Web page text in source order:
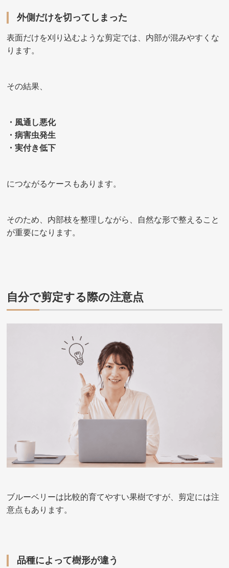
外側だけを切ってしまった
表面だけを刈り込むような剪定では、内部が混みやすくな
ります。
その結果、
・風通し悪化
・病害虫発生
・実付き低下
につながるケースもあります。
そのため、内部枝を整理しながら、自然な形で整えること
が重要になります。
自分で剪定する際の注意点
ブルーベリーは比較的育てやすい果樹ですが、剪定には注
意点もあります。
品種によって樹形が違う